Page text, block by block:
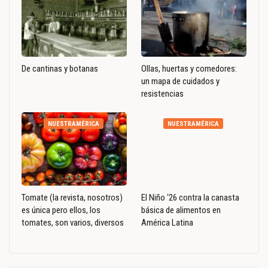
De cantinas y botanas
Ollas, huertas y comedores:
un mapa de cuidados y
resistencias
NUESTRAMÉRICA
Tomate (la revista, nosotros)
es única pero ellos, los
tomates, son varios, diversos
NUESTRAMÉRICA
El Niño ‘26 contra la canasta
básica de alimentos en
América Latina